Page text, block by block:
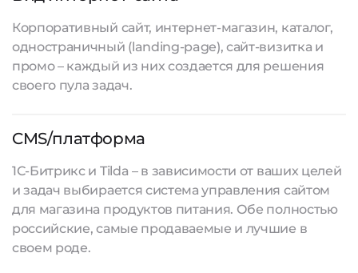
Корпоративный сайт, интернет-магазин, каталог,
одностраничный (landing-page), сайт-визитка и
промо – каждый из них создается для решения
своего пула задач.
CMS/платформа
1С-Битрикс и Tilda – в зависимости от ваших целей
и задач выбирается система управления сайтом
для магазина продуктов питания. Обе полностью
российские, самые продаваемые и лучшие в
своем роде.